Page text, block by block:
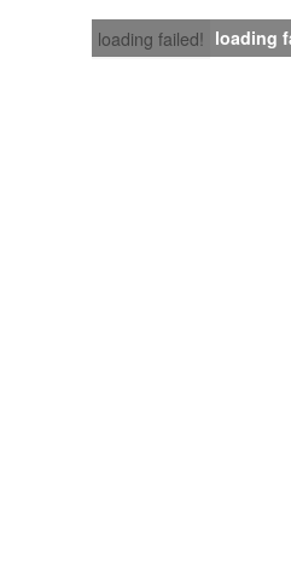
loading failed! loading